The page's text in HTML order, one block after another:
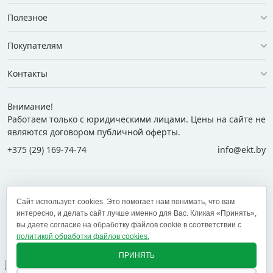
Полезное
Покупателям
Контакты
Внимание!
Работаем только с юридическими лицами. Цены на сайте не
являются договором публичной оферты.
+375 (29) 169-74-74
info@ekt.by
+375 (17) 269-74-74
zakaz@ekt.by
Оставить отзыв
Сайт использует cookies. Это помогает нам понимать, что вам
интересно, и делать сайт лучше именно для Вас. Кликая «Принять»,
вы даете согласие на обработку файлов cookie в соответствии с
политикой обработки файлов cookies.
ПРИНЯТЬ